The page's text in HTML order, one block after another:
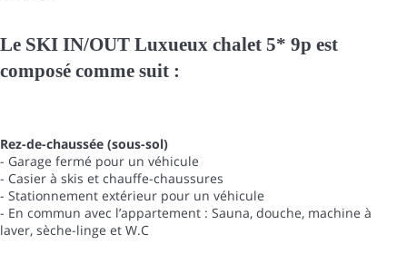
Le SKI IN/OUT Luxueux chalet 5* 9p est
composé comme suit :
Rez-de-chaussée (sous-sol)
- Garage fermé pour un véhicule
- Casier à skis et chauffe-chaussures
- Stationnement extérieur pour un véhicule
- En commun avec l’appartement : Sauna, douche, machine à
laver, sèche-linge et W.C